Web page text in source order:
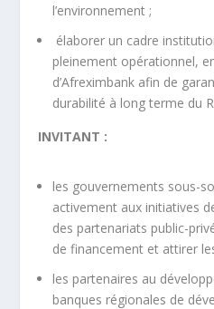
l’environnement ;
élaborer un cadre
pleinement opérationnel,
d’Afreximbank afin de
durabilité à long terme du
INVITANT :
les gouvernements sous-
activement aux initiatives
des partenariats public-
de financement et attirer
les partenaires au
banques régionales de